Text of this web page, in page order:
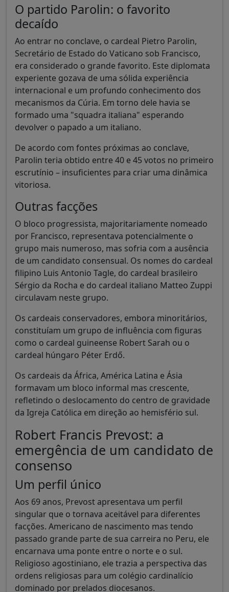
O partido Parolin: o favorito
decaído
Ao entrar no conclave, o cardeal Pietro Parolin,
Secretário de Estado do Vaticano sob Francisco,
era considerado o grande favorito. Este diplomata
experiente gozava de uma sólida experiência
internacional e um profundo conhecimento dos
mecanismos da Cúria. Em torno dele havia se
formado uma "squadra italiana" esperando
devolver o papado a um italiano.
De acordo com fontes próximas ao conclave,
Parolin teria obtido entre 40 e 45 votos no primeiro
escrutínio – insuficientes para criar uma dinâmica
vitoriosa.
Outras facções
O bloco progressista, majoritariamente nomeado
por Francisco, representava potencialmente o
grupo mais numeroso, mas sofria com a ausência
de um candidato consensual. Os nomes do cardeal
filipino Luis Antonio Tagle, do cardeal brasileiro
Sérgio da Rocha e do cardeal italiano Matteo Zuppi
circulavam neste grupo.
Os cardeais conservadores, embora minoritários,
constituíam um grupo de influência com figuras
como o cardeal guineense Robert Sarah ou o
cardeal húngaro Péter Erdő.
Os cardeais da África, América Latina e Ásia
formavam um bloco informal mas crescente,
refletindo o deslocamento do centro de gravidade
da Igreja Católica em direção ao hemisfério sul.
Robert Francis Prevost: a
emergência de um candidato de
consenso
Um perfil único
Aos 69 anos, Prevost apresentava um perfil
singular que o tornava aceitável para diferentes
facções. Americano de nascimento mas tendo
passado grande parte de sua carreira no Peru, ele
encarnava uma ponte entre o norte e o sul.
Religioso agostiniano, ele trazia a perspectiva das
ordens religiosas para um colégio cardinalício
dominado por prelados diocesanos.